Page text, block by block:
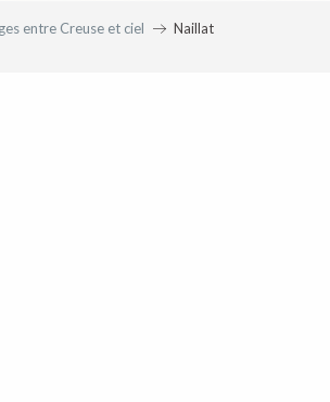
entre Creuse et ciel Naillat